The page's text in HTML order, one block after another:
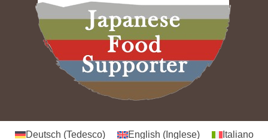
Deutsch (Tedesco) English (Inglese) Italiano